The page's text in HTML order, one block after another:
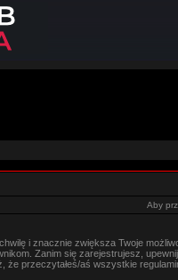
Aby
i znacznie zwiększa Twoje
Zanim się zarejestrujesz,
że przeczytałeś/aś wszystkie